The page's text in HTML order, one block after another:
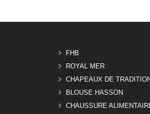
FHB
ROYAL MER
CHAPEAUX DE
BLOUSE HASSON
CHAUSSURE